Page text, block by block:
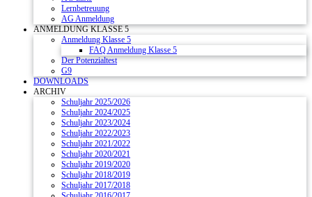
Lernbetreuung
AG Anmeldung
ANMELDUNG KLASSE 5
Anmeldung Klasse 5
FAQ Anmeldung Klasse 5
Der Potenzialtest
G9
DOWNLOADS
ARCHIV
Schuljahr 2025/2026
Schuljahr 2024/2025
Schuljahr 2023/2024
Schuljahr 2022/2023
Schuljahr 2021/2022
Schuljahr 2020/2021
Schuljahr 2019/2020
Schuljahr 2018/2019
Schuljahr 2017/2018